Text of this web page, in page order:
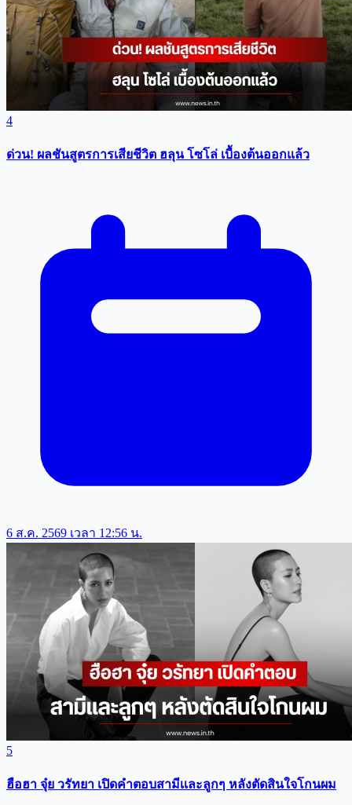
4
ด่วน! ผลชันสูตรการเสียชีวิต ฮลุน โซโล่ เบื้องต้นออกแล้ว
6 ส.ค. 2569 เวลา 12:56 น.
5
ฮือฮา จุ๋ย วรัทยา เปิดคำตอบสามีเเละลูกๆ หลังตัดสินใจโกนผม